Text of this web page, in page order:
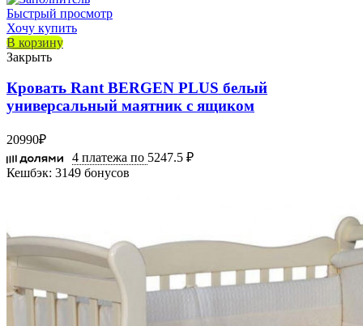
Быстрый просмотр
Хочу купить
В корзину
Закрыть
Кровать Rant BERGEN PLUS белый
универсальный маятник с ящиком
20990₽
4 платежа по 5247.5 ₽
Кешбэк: 3149 бонусов